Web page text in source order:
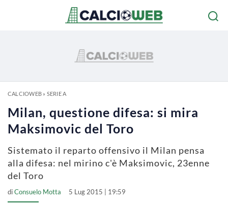
CALCIOWEB» SERIE A
Milan, questione difesa: si mira
Maksimovic del Toro
Sistemato il reparto offensivo il Milan pensa
alla difesa: nel mirino c'è Maksimovic, 23enne
del Toro
diConsuelo Motta 5 Lug 2015 | 19:59